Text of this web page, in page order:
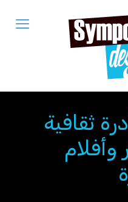
ثقافية